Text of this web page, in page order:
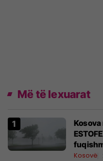
Më të lexuarat
forta
Kosovë